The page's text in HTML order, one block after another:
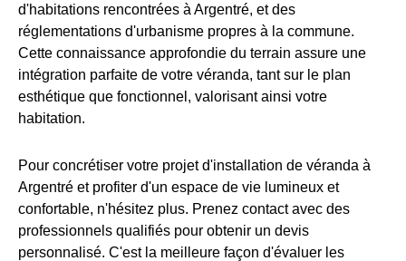
d'habitations rencontrées à Argentré, et des
réglementations d'urbanisme propres à la commune.
Cette connaissance approfondie du terrain assure une
intégration parfaite de votre véranda, tant sur le plan
esthétique que fonctionnel, valorisant ainsi votre
habitation.
Pour concrétiser votre projet d'installation de véranda à
Argentré et profiter d'un espace de vie lumineux et
confortable, n'hésitez plus. Prenez contact avec des
professionnels qualifiés pour obtenir un devis
personnalisé. C'est la meilleure façon d'évaluer les